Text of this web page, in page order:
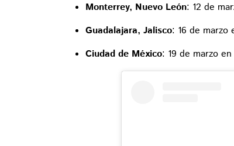
Monterrey, Nuevo León: 12 de
Guadalajara, Jalisco: 16 de marzo
Ciudad de México: 19 de marzo